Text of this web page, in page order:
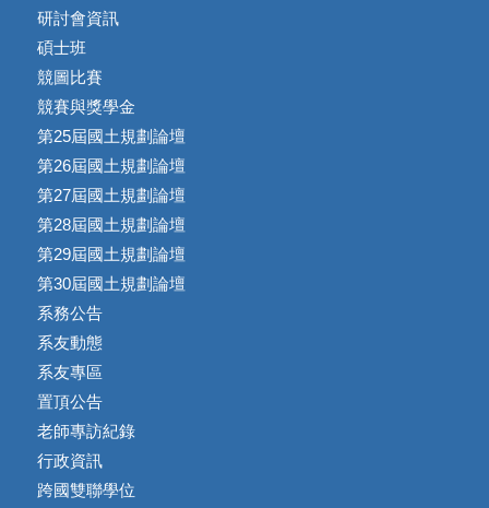
研討會資訊
碩士班
競圖比賽
競賽與獎學金
第25屆國土規劃論壇
第26屆國土規劃論壇
第27屆國土規劃論壇
第28屆國土規劃論壇
第29屆國土規劃論壇
第30屆國土規劃論壇
系務公告
系友動態
系友專區
置頂公告
老師專訪紀錄
行政資訊
跨國雙聯學位